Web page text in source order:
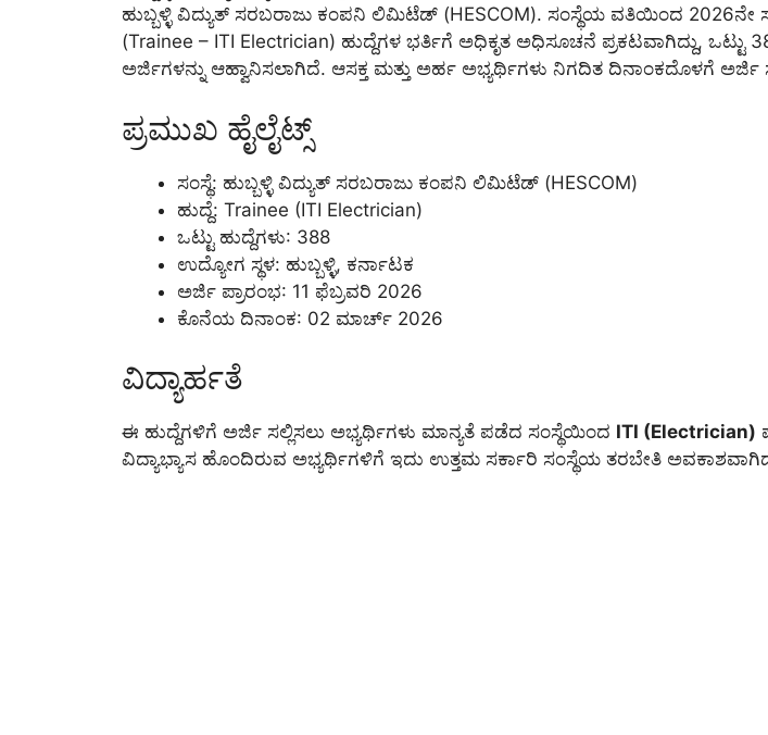
ಹುಬ್ಬಳ್ಳಿ ವಿದ್ಯುತ್ ಸರಬರಾಜು ಕಂಪನಿ ಲಿಮಿಟೆಡ್ (HESCOM). ಸಂಸ್ಥೆಯ ವತಿಯಿಂದ 2026ನೇ
(Trainee – ITI Electrician) ಹುದ್ದೆಗಳ ಭರ್ತಿಗೆ ಅಧಿಕೃತ ಅಧಿಸೂಚನೆ ಪ್ರಕಟವಾಗಿದ್ದು, ಒಟ್ಟು
ಅರ್ಜಿಗಳನ್ನು ಆಹ್ವಾನಿಸಲಾಗಿದೆ. ಆಸಕ್ತ ಮತ್ತು ಅರ್ಹ ಅಭ್ಯರ್ಥಿಗಳು ನಿಗದಿತ ದಿನಾಂಕದೊಳಗೆ ಅರ್ಜಿ
ಪ್ರಮುಖ ಹೈಲೈಟ್ಸ್
ಸಂಸ್ಥೆ: ಹುಬ್ಬಳ್ಳಿ ವಿದ್ಯುತ್ ಸರಬರಾಜು ಕಂಪನಿ ಲಿಮಿಟೆಡ್ (HESCOM)
ಹುದ್ದೆ: Trainee (ITI Electrician)
ಒಟ್ಟು ಹುದ್ದೆಗಳು: 388
ಉದ್ಯೋಗ ಸ್ಥಳ: ಹುಬ್ಬಳ್ಳಿ, ಕರ್ನಾಟಕ
ಅರ್ಜಿ ಪ್ರಾರಂಭ: 11 ಫೆಬ್ರವರಿ 2026
ಕೊನೆಯ ದಿನಾಂಕ: 02 ಮಾರ್ಚ್ 2026
ವಿದ್ಯಾರ್ಹತೆ
ಈ ಹುದ್ದೆಗಳಿಗೆ ಅರ್ಜಿ ಸಲ್ಲಿಸಲು ಅಭ್ಯರ್ಥಿಗಳು ಮಾನ್ಯತೆ ಪಡೆದ ಸಂಸ್ಥೆಯಿಂದ ITI (Electrician)
ವಿದ್ಯಾಭ್ಯಾಸ ಹೊಂದಿರುವ ಅಭ್ಯರ್ಥಿಗಳಿಗೆ ಇದು ಉತ್ತಮ ಸರ್ಕಾರಿ ಸಂಸ್ಥೆಯ ತರಬೇತಿ